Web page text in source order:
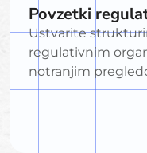
Povzetki
Ustvarite
regulativnim
notranjim